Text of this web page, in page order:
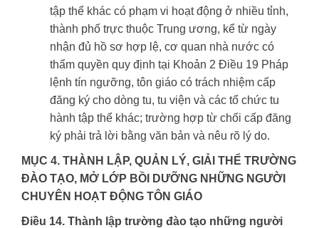
tập thể khác có phạm vi hoạt động ở nhiều tỉnh,
thành phố trực thuộc Trung ương, kể từ ngày
nhận đủ hồ sơ hợp lệ, cơ quan nhà nước có
thẩm quyền quy định tại Khoản 2 Điều 19 Pháp
lệnh tín ngưỡng, tôn giáo có trách nhiệm cấp
đăng ký cho dòng tu, tu viện và các tổ chức tu
hành tập thể khác; trường hợp từ chối cấp đăng
ký phải trả lời bằng văn bản và nêu rõ lý do.
MỤC 4. THÀNH LẬP, QUẢN LÝ, GIẢI THỂ TRƯỜNG
ĐÀO TẠO, MỞ LỚP BỒI DƯỠNG NHỮNG NGƯỜI
CHUYÊN HOẠT ĐỘNG TÔN GIÁO
Điều 14. Thành lập trường đào tạo những người